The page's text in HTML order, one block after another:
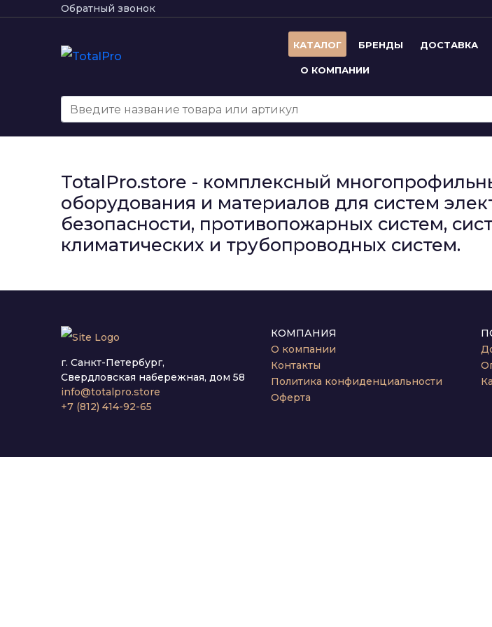
Обратный звонок
КАТАЛОГ БРЕНДЫ ДОСТАВКА
О КОМПАНИИ
TotalPro.store - комплексный
оборудования и материалов для систем
безопасности, противопожарных систем,
климатических и трубопроводных систем.
г. Санкт-Петербург,
Свердловская набережная, дом 58
info@totalpro.store
+7 (812) 414-92-65
КОМПАНИЯ
О компании
Контакты
Политика конфиденциальности
Оферта